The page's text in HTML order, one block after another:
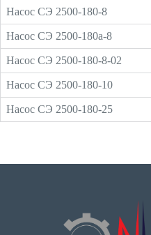
Насос СЭ 2500-180-8
Насос СЭ 2500-180а-8
Насос СЭ 2500-180-8-02
Насос СЭ 2500-180-10
Насос СЭ 2500-180-25